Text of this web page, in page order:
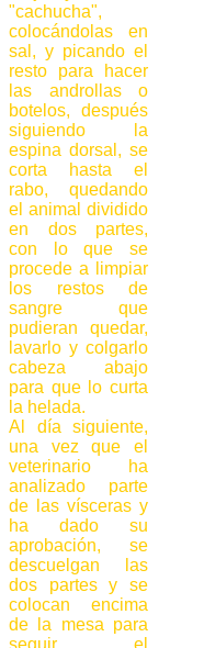
"cachucha",
colocándolas en
sal, y picando el
resto para hacer
las androllas o
botelos, después
siguiendo la
espina dorsal, se
corta hasta el
rabo, quedando
el animal dividido
en dos partes,
con lo que se
procede a limpiar
los restos de
sangre que
pudieran quedar,
lavarlo y colgarlo
cabeza abajo
para que lo curta
la helada.
Al día siguiente,
una vez que el
veterinario ha
analizado parte
de las vísceras y
ha dado su
aprobación, se
descuelgan las
dos partes y se
colocan encima
de la mesa para
seguir el